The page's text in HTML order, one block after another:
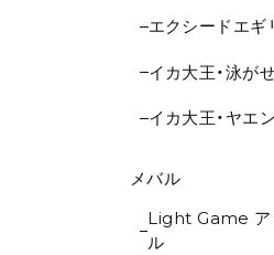
エクシードエギ
イカ大王・泳が
イカ大王・ヤエ
メバル
Light Game ア
ル